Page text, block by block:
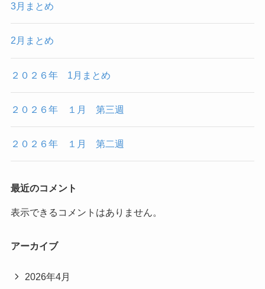
3月まとめ
2月まとめ
２０２６年 1月まとめ
２０２６年 １月 第三週
２０２６年 １月 第二週
最近のコメント
表示できるコメントはありません。
アーカイブ
2026年4月